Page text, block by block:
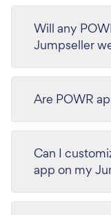
Will any
Jumpseller
Are POWR
Can I
app on my